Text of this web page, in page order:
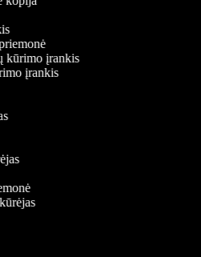
kūrimo įrankis
įrankis